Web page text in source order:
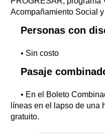
Acompañamiento Social
Personas con
• Sin costo
Pasaje
• En el Boleto
líneas en el lapso de una
gratuito.